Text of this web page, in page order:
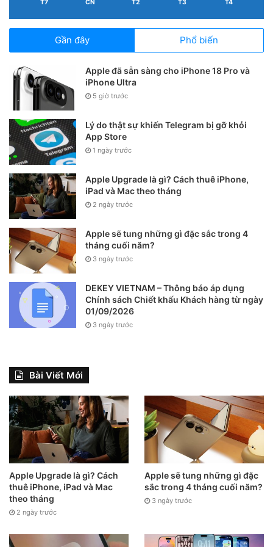
Có rất nhiều lựa chọn về độ phân giải và tốc độ khung hình
Nói một chút về tốc độ khung hình. Mức 24fps là chuẩn
điện ảnh và thường được các nhà làm phim lựa chọn. Kế
quá nhiều yêu cầu đặc biệt, hãy sử dụng tuỳ chọn này.
T7 CN T2 T3 T4
Gần đây Phổ biến
Apple đã sẵn sàng cho iPhone 18 Pro và
iPhone Ultra
5 giờ trước
Lý do thật sự khiến Telegram bị gỡ khỏi
App Store
1 ngày trước
Apple Upgrade là gì? Cách thuê iPhone,
iPad và Mac theo tháng
2 ngày trước
Apple sẽ tung những gì đặc sắc trong 4
tháng cuối năm?
3 ngày trước
DEKEY VIETNAM – Thông báo áp dụng
Chính sách Chiết khấu Khách hàng từ ngày
01/09/2026
3 ngày trước
Bài Viết Mới
Apple Upgrade là gì? Cách
thuê iPhone, iPad và Mac
theo tháng
2 ngày trước
Apple sẽ tung những gì đặc
sắc trong 4 tháng cuối năm?
3 ngày trước